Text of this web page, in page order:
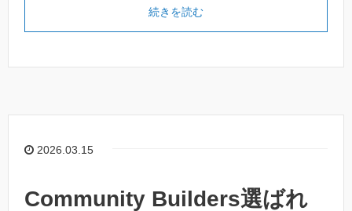
続きを読む
2026.03.15
Community Builders選ばれ